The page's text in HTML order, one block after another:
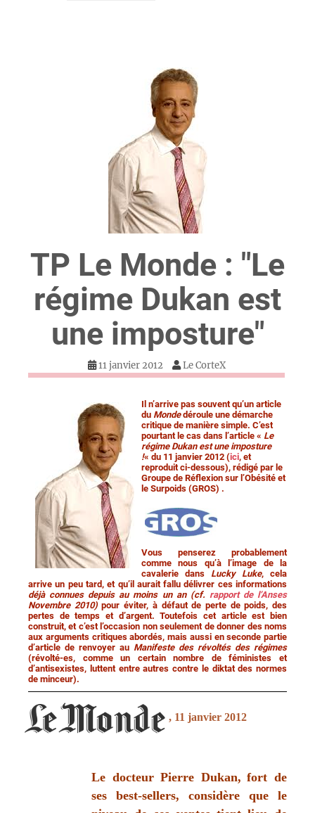
TP Le Monde : "Le
régime Dukan est
une imposture"
11 janvier 2012 Le CorteX
Il n’arrive pas souvent qu’un article
du Mondedéroule une démarche
critique de manière simple. C’est
pourtant le cas dans l’article « Le
régime Dukan est une imposture
!« du 11 janvier 2012 (ici, et
reproduit ci-dessous), rédigé par le
Groupe de Réflexion sur l’Obésité et
le Surpoids (GROS) .
Vous penserez probablement
comme nous qu’à l’image de la
cavalerie dans Lucky Luke, cela
arrive un peu tard, et qu’il aurait fallu délivrer ces informations
déjà connues depuis au moins un an (cf. rapport de l’Anses
Novembre 2010)pour éviter, à défaut de perte de poids, des
pertes de temps et d’argent. Toutefois cet article est bien
construit, et c’est l’occasion non seulement de donner des noms
aux arguments critiques abordés, mais aussi en seconde partie
d’article de renvoyer au Manifeste des révoltés des régimes
(révolté-es, comme un certain nombre de féministes et
d’antisexistes, luttent entre autres contre le diktat des normes
de minceur).
, 11 janvier 2012
Le docteur Pierre Dukan, fort de
ses best-sellers, considère que le